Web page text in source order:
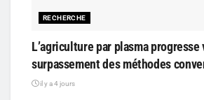
RECHERCHE
L’agriculture par plasma progresse
surpassement des méthodes
il y a 4 jours